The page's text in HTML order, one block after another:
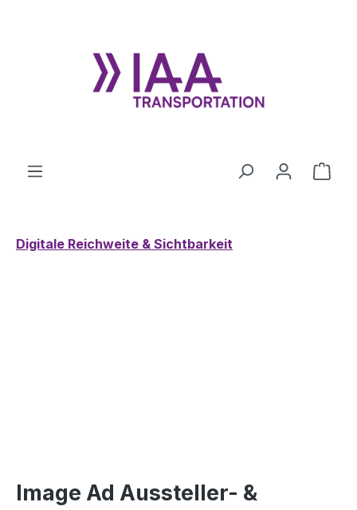
Digitale Reichweite & Sichtbarkeit
Image Ad Aussteller- &